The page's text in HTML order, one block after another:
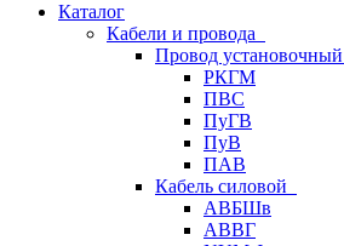
Каталог
Кабели и провода
Провод установочный
РКГМ
ПВС
ПуГВ
ПуВ
ПАВ
Кабель силовой
АВБШв
АВВГ